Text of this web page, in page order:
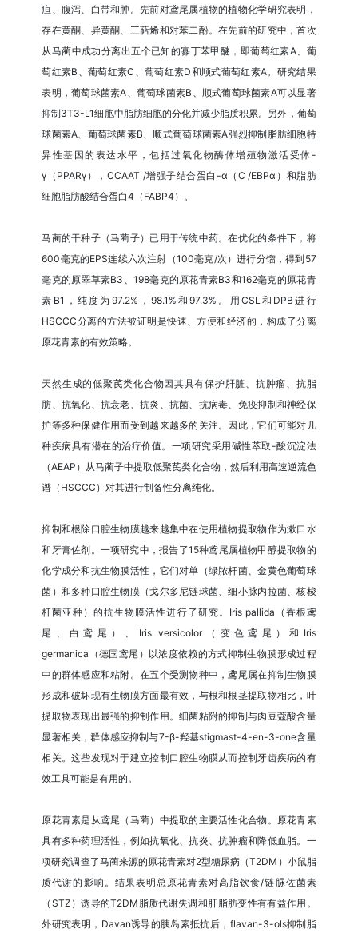
疸、腹泻、白带和肿。先前对鸢尾属植物的植物化学研究表明，
存在黄酮、异黄酮、三萜烯和对苯二酚。在先前的研究中，首次
从马蔺中成功分离出五个已知的寡丁苯甲醚，即葡萄红素A、葡
萄红素B、葡萄红素C、葡萄红素D和顺式葡萄红素A。研究结果
表明，葡萄球菌素A、葡萄球菌素B、顺式葡萄球菌素A可以显著
抑制3T3-L1细胞中脂肪细胞的分化并减少脂质积累。另外，葡萄
球菌素A、葡萄球菌素B、顺式葡萄球菌素A强烈抑制脂肪细胞特
异性基因的表达水平，包括过氧化物酶体增殖物激活受体-
γ（PPARγ），CCAAT /增强子结合蛋白-α（C /EBPα）和脂肪
细胞脂肪酸结合蛋白4（FABP4）。
马蔺的干种子（马蔺子）已用于传统中药。在优化的条件下，将
600毫克的EPS连续六次注射（100毫克/次）进行分馏，得到57
毫克的原翠草素B3、198毫克的原花青素B3和162毫克的原花青
素B1，纯度为97.2%，98.1%和97.3%。用CSL和DPB进行
HSCCC分离的方法被证明是快速、方便和经济的，构成了分离
原花青素的有效策略。
天然生成的低聚芪类化合物因其具有保护肝脏、抗肿瘤、抗脂
肪、抗氧化、抗衰老、抗炎、抗菌、抗病毒、免疫抑制和神经保
护等多种保健作用而受到越来越多的关注。因此，它们可能对几
种疾病具有潜在的治疗价值。一项研究采用碱性萃取-酸沉淀法
（AEAP）从马蔺子中提取低聚芪类化合物，然后利用高速逆流色
谱（HSCCC）对其进行制备性分离纯化。
抑制和根除口腔生物膜越来越集中在使用植物提取物作为漱口水
和牙膏佐剂。一项研究中，报告了15种鸢尾属植物甲醇提取物的
化学成分和抗生物膜活性，它们对单（绿脓杆菌、金黄色葡萄球
菌）和多种口腔生物膜（戈尔多尼链球菌、细小脉内拉菌、核梭
杆菌亚种）的抗生物膜活性进行了研究。Iris pallida（香根鸢
尾、白鸢尾）、Iris versicolor（变色鸢尾）和Iris
germanica（德国鸢尾）以浓度依赖的方式抑制生物膜形成过程
中的群体感应和粘附。在五个受测物种中，鸢尾属在抑制生物膜
形成和破坏现有生物膜方面最有效，与根和根茎提取物相比，叶
提取物表现出最强的抑制作用。细菌粘附的抑制与肉豆蔻酸含量
显著相关，群体感应抑制与7-β-羟基stigmast-4-en-3-one含量
相关。这些发现对于建立控制口腔生物膜从而控制牙齿疾病的有
效工具可能是有用的。
原花青素是从鸢尾（马蔺）中提取的主要活性化合物。原花青素
具有多种药理活性，例如抗氧化、抗炎、抗肿瘤和降低血脂。一
项研究调查了马蔺来源的原花青素对2型糖尿病（T2DM）小鼠脂
质代谢的影响。结果表明总原花青素对高脂饮食/链脲佐菌素
（STZ）诱导的T2DM脂质代谢失调和肝脂肪变性有有益作用。
外研究表明，Davan诱导的胰岛素抵抗后，flavan-3-ols抑制脂